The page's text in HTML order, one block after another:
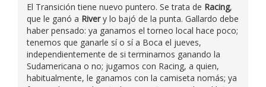
El Transición tiene nuevo puntero. Se trata de Racing,
que le ganó a Rivery lo bajó de la punta. Gallardo debe
haber pensado: ya ganamos el torneo local hace poco;
tenemos que ganarle sí o sí a Boca el jueves,
independientemente de si terminamos ganando la
Sudamericana o no; jugamos con Racing, a quien,
habitualmente, le ganamos con la camiseta nomás; ya